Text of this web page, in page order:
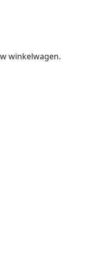
winkelwagen.